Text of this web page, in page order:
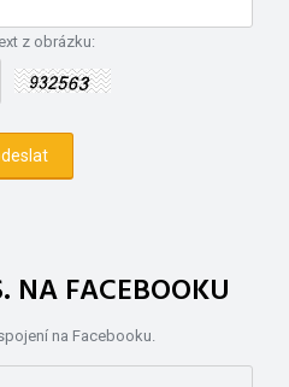
z obrázku:
NA FACEBOOKU
na Facebooku.